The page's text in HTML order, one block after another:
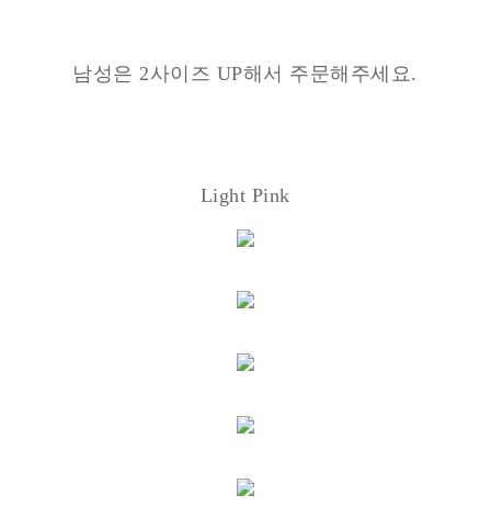
남성은 2사이즈 UP해서 주문해주세요.
Light Pink